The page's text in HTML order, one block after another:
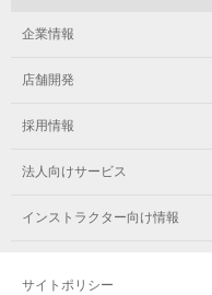
メガロスルフレ綱島
メガロス市ヶ尾
メガロス鷺沼
メガロスルフレ鷺沼
メガロス相模大野
メガロス千種
企業情報
店舗開発
採用情報
法人向けサービス
インストラクター向け情報
サイトポリシー